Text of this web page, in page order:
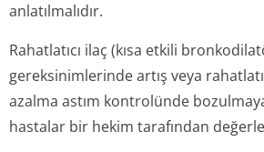
anlatılmalıdır.
Rahatlatıcı ilaç (kısa etkili
gereksinimlerinde artış veya
azalma astım kontrolünde
hastalar bir hekim tarafından